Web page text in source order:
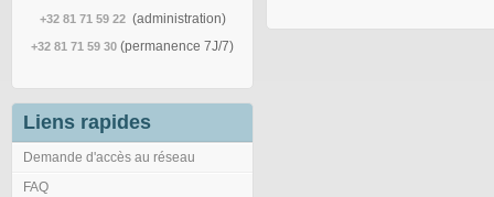
+32 81 71 59 22 (administration)
+32 81 71 59 30 (permanence 7J/7)
Liens rapides
Demande d'accès au réseau
FAQ